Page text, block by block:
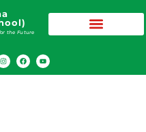
the Future